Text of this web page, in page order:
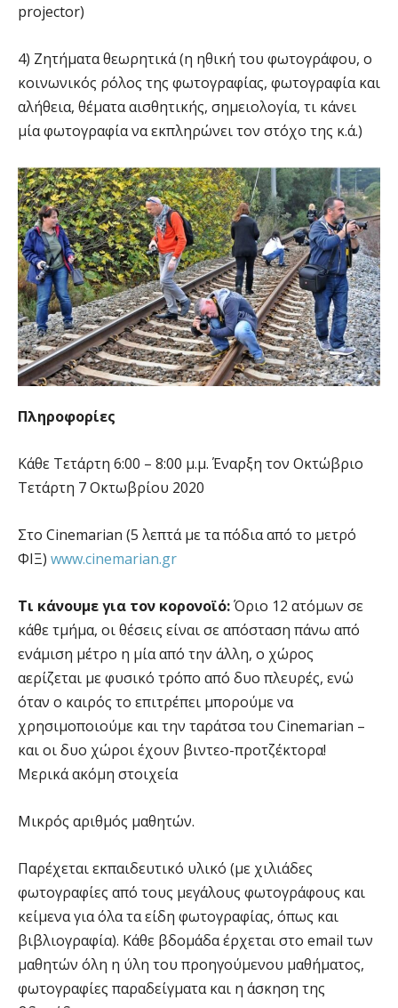
projector)
4) Ζητήματα θεωρητικά (η ηθική του φωτογράφου, ο
κοινωνικός ρόλος της φωτογραφίας, φωτογραφία και
αλήθεια, θέματα αισθητικής, σημειολογία, τι κάνει
μία φωτογραφία να εκπληρώνει τον στόχο της κ.ά.)
Πληροφορίες
Kάθε Τετάρτη 6:00 – 8:00 μ.μ. Έναρξη τον Οκτώβριο
Τετάρτη 7 Οκτωβρίου 2020
Στο Cinemarian (5 λεπτά με τα πόδια από το μετρό
ΦΙΞ) www.cinemarian.gr
Τι κάνουμε για τον κορονοϊό:Όριο 12 ατόμων σε
κάθε τμήμα, οι θέσεις είναι σε απόσταση πάνω από
ενάμιση μέτρο η μία από την άλλη, ο χώρος
αερίζεται με φυσικό τρόπο από δυο πλευρές, ενώ
όταν ο καιρός το επιτρέπει μπορούμε να
χρησιμοποιούμε και την ταράτσα του Cinemarian –
και οι δυο χώροι έχουν βιντεο-προτζέκτορα!
Μερικά ακόμη στοιχεία
Μικρός αριθμός μαθητών.
Παρέχεται εκπαιδευτικό υλικό (με χιλιάδες
φωτογραφίες από τους μεγάλους φωτογράφους και
κείμενα για όλα τα είδη φωτογραφίας, όπως και
βιβλιογραφία). Κάθε βδομάδα έρχεται στο email των
μαθητών όλη η ύλη του προηγούμενου μαθήματος,
φωτογραφίες παραδείγματα και η άσκηση της